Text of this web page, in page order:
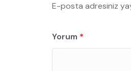
E-posta adresiniz
Yorum *